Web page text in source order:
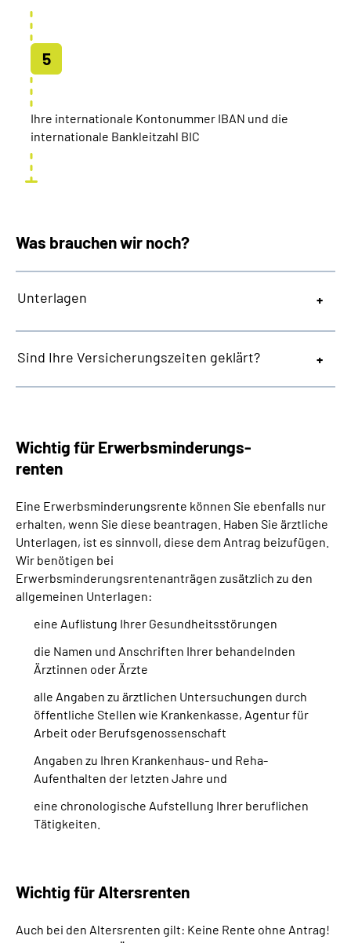
Ihre internationale Kontonummer IBAN und die
internationale Bankleitzahl BIC
Was brauchen wir noch?
Unterlagen
Sind Ihre Versicherungszeiten geklärt?
Wichtig für Erwerbsminderungs-
renten
Eine Erwerbsminderungsrente können Sie ebenfalls nur
erhalten, wenn Sie diese beantragen. Haben Sie ärztliche
Unterlagen, ist es sinnvoll, diese dem Antrag beizufügen.
Wir benötigen bei
Erwerbsminderungsrentenanträgen zusätzlich zu den
allgemeinen Unterlagen:
eine Auflistung Ihrer Gesundheitsstörungen
die Namen und Anschriften Ihrer behandelnden
Ärztinnen oder Ärzte
alle Angaben zu ärztlichen Untersuchungen durch
öffentliche Stellen wie Krankenkasse, Agentur für
Arbeit oder Berufsgenossenschaft
Angaben zu Ihren Krankenhaus- und Reha-
Aufenthalten der letzten Jahre und
eine chronologische Aufstellung Ihrer beruflichen
Tätigkeiten.
Wichtig für Altersrenten
Auch bei den Altersrenten gilt: Keine Rente ohne Antrag!